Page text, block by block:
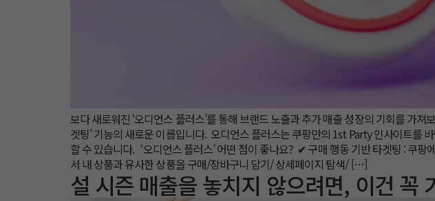
보다 새로워진 ‘오디언스 플러스’를 통해 브랜드 노출과 추가 매출 성장의 기회를 가
겟팅’ 기능의 새로운 이름입니다. 오디언스 플러스는 쿠팡만의 1st Party 인사이트를
할 수 있습니다. ‘오디언스 플러스’ 어떤 점이 좋나요? ✔ 구매 행동 기반 타겟팅 : 쿠
서 내 상품과 유사한 상품을 구매/장바구니 담기/ 상세페이지 탐색/ […]
설 시즌 매출을 놓치지 않으려면, 이건 꼭